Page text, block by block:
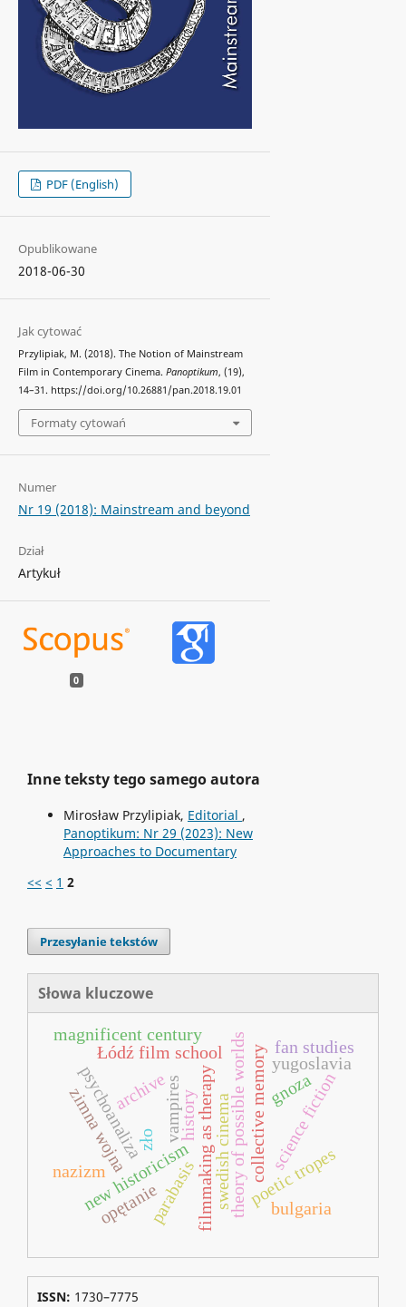
PDF (English)
Opublikowane
2018-06-30
Jak cytować
Przylipiak, M. (2018). The Notion of Mainstream
Film in Contemporary Cinema. Panoptikum, (19),
14–31. https://doi.org/10.26881/pan.2018.19.01
Formaty cytowań
Numer
Nr 19 (2018): Mainstream and beyond
Dział
Artykuł
0
Inne teksty tego samego autora
Mirosław Przylipiak, Editorial ,
Panoptikum: Nr 29 (2023): New
Approaches to Documentary
<< < 1 2
Przesyłanie tekstów
Słowa kluczowe
filmmaking as therapytheory of possible worlds
vampires swedish cinema poetic tropes
new historicism
archive collective memory
history science fiction
parabasis
yugoslavia
Łódź film school
psychoanaliza gnoza
zimna wojna
opętanie
zło
bulgaria
magnificent century
nazizm
fan studies
ISSN: 1730–7775